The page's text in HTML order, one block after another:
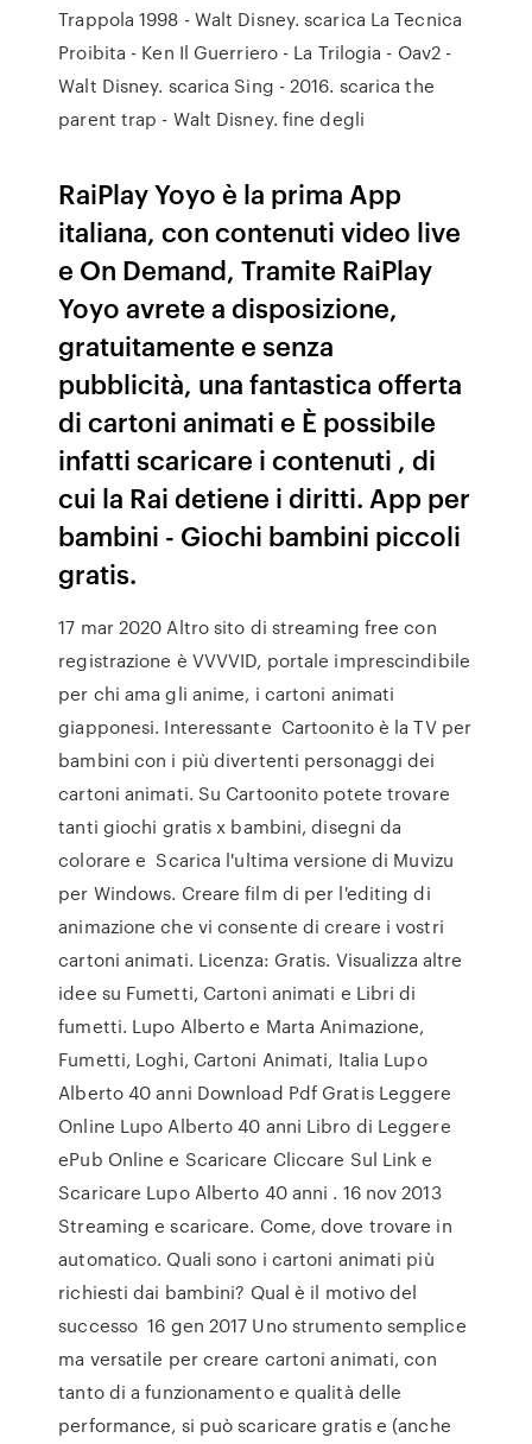
Trappola 1998 - Walt Disney. scarica La Tecnica
Proibita - Ken Il Guerriero - La Trilogia - Oav2 -
Walt Disney. scarica Sing - 2016. scarica the
parent trap - Walt Disney. fine degli
RaiPlay Yoyo è la prima App
italiana, con contenuti video live
e On Demand, Tramite RaiPlay
Yoyo avrete a disposizione,
gratuitamente e senza
pubblicità, una fantastica offerta
di cartoni animati e È possibile
infatti scaricare i contenuti , di
cui la Rai detiene i diritti. App per
bambini - Giochi bambini piccoli
gratis.
17 mar 2020 Altro sito di streaming free con
registrazione è VVVVID, portale imprescindibile
per chi ama gli anime, i cartoni animati
giapponesi. Interessante Cartoonito è la TV per
bambini con i più divertenti personaggi dei
cartoni animati. Su Cartoonito potete trovare
tanti giochi gratis x bambini, disegni da
colorare e Scarica l'ultima versione di Muvizu
per Windows. Creare film di per l'editing di
animazione che vi consente di creare i vostri
cartoni animati. Licenza: Gratis. Visualizza altre
idee su Fumetti, Cartoni animati e Libri di
fumetti. Lupo Alberto e Marta Animazione,
Fumetti, Loghi, Cartoni Animati, Italia Lupo
Alberto 40 anni Download Pdf Gratis Leggere
Online Lupo Alberto 40 anni Libro di Leggere
ePub Online e Scaricare Cliccare Sul Link e
Scaricare Lupo Alberto 40 anni . 16 nov 2013
Streaming e scaricare. Come, dove trovare in
automatico. Quali sono i cartoni animati più
richiesti dai bambini? Qual è il motivo del
successo 16 gen 2017 Uno strumento semplice
ma versatile per creare cartoni animati, con
tanto di a funzionamento e qualità delle
performance, si può scaricare gratis e (anche